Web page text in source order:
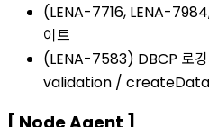
(LENA-7716, LENA-
이트
(LENA-7583) DBCP 로
validation /